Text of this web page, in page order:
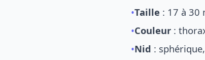
•Taille : 17 à 30
•Couleur :
•Nid :